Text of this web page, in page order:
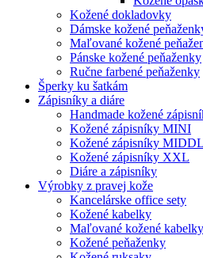
Kožené dokladovky
Dámske kožené
Maľované kožené
Pánske kožené peňaženky
Ručne farbené peňaženky
Šperky ku šatkám
Zápisníky a diáre
Handmade kožené
Kožené zápisníky MINI
Kožené zápisníky
Kožené zápisníky XXL
Diáre a zápisníky
Výrobky z pravej kože
Kancelárske office sety
Kožené kabelky
Maľované kožené kabelky
Kožené peňaženky